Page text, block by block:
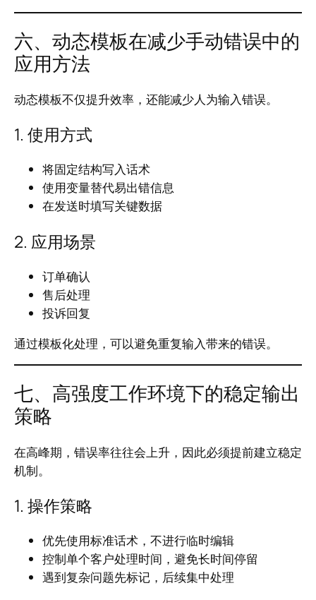
六、动态模板在减少手动错误中的
应用方法
动态模板不仅提升效率，还能减少人为输入错误。
1. 使用方式
将固定结构写入话术
使用变量替代易出错信息
在发送时填写关键数据
2. 应用场景
订单确认
售后处理
投诉回复
通过模板化处理，可以避免重复输入带来的错误。
七、高强度工作环境下的稳定输出
策略
在高峰期，错误率往往会上升，因此必须提前建立稳定
机制。
1. 操作策略
优先使用标准话术，不进行临时编辑
控制单个客户处理时间，避免长时间停留
遇到复杂问题先标记，后续集中处理